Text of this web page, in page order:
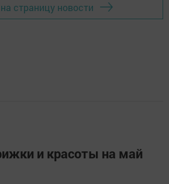
страницу новости
и красоты на май